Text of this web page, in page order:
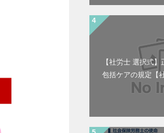
【社労士 選択式
包括ケアの規定【